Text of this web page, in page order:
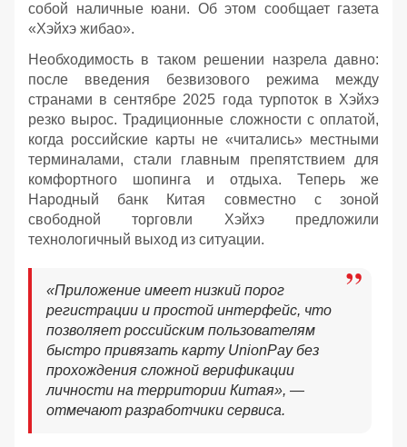
собой наличные юани. Об этом сообщает газета
«Хэйхэ жибао».
Необходимость в таком решении назрела давно:
после введения безвизового режима между
странами в сентябре 2025 года турпоток в Хэйхэ
резко вырос. Традиционные сложности с оплатой,
когда российские карты не «читались» местными
терминалами, стали главным препятствием для
комфортного шопинга и отдыха. Теперь же
Народный банк Китая совместно с зоной
свободной торговли Хэйхэ предложили
технологичный выход из ситуации.
«Приложение имеет низкий порог
регистрации и простой интерфейс, что
позволяет российским пользователям
быстро привязать карту UnionPay без
прохождения сложной верификации
личности на территории Китая», —
отмечают разработчики сервиса.